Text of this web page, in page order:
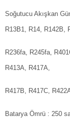
Soğutucu Akışkan
R13B1, R14, R142B,
R236fa, R245fa,
R413A, R417A,
R417B, R417C,
Batarya Ömrü : 250